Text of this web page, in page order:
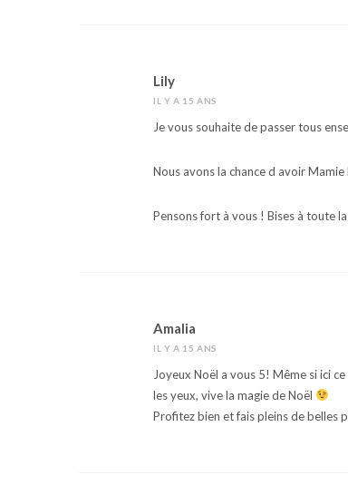
Lily
IL Y A 15 ANS
Je vous souhaite de passer tous
Nous avons la chance d avoir
Pensons fort à vous ! Bises à toute
Amalia
IL Y A 15 ANS
Joyeux Noël a vous 5! Même si ici
les yeux, vive la magie de Noël
Profitez bien et fais pleins de belles